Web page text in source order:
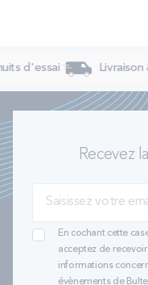
d'essai Livraison
Recevez la
En cochant cette
acceptez de
informations
évènements de